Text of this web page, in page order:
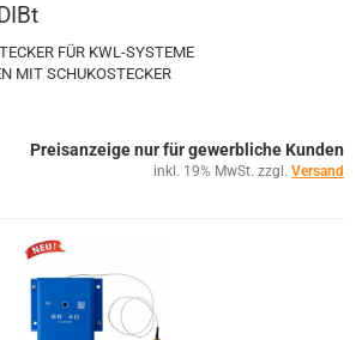
FÜR KWL-SYSTEME
MIT SCHUKOSTECKER
Preisanzeige nur für gewerbliche Kunden
inkl. 19% MwSt. zzgl. Versand